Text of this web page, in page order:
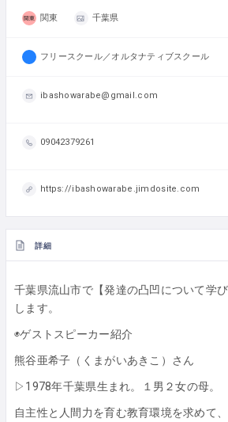
関東 千葉県
フリースクール／オルタナティブスクール
ibashowarabe@gmail.com
09042379261
https://ibashowarabe.jimdosite.com
詳細
千葉県流山市で【発達の凸凹について学
します。
◉ゲストスピーカー紹介
熊谷亜希子（くまがいあきこ）さん
▷1978年千葉県生まれ。１男２女の母。
自主性と人間力を育む教育環境を求めて